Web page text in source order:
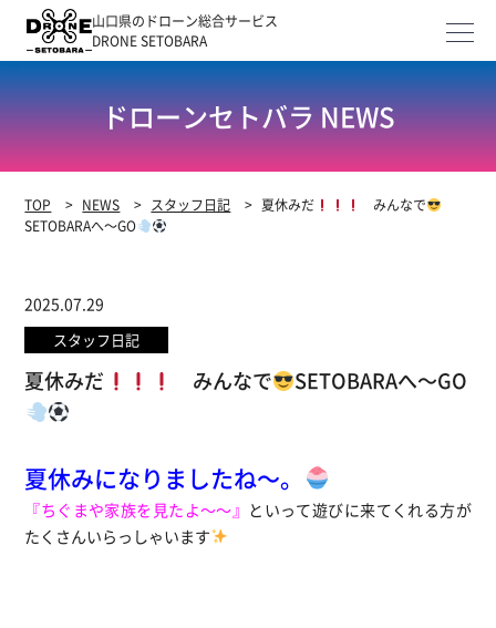
山口県のドローン総合サービス
DRONE SETOBARA
ドローンセトバラ NEWS
TOP > NEWS > スタッフ日記 > 夏休みだ
みんなで
SETOBARAへ～GO
2025.07.29
スタッフ日記
夏休みだ みんなで SETOBARAへ～GO
夏休みになりましたね～。
『ちぐまや家族を見たよ～～』 といって遊びに来てくれる方が
たくさんいらっしゃいます